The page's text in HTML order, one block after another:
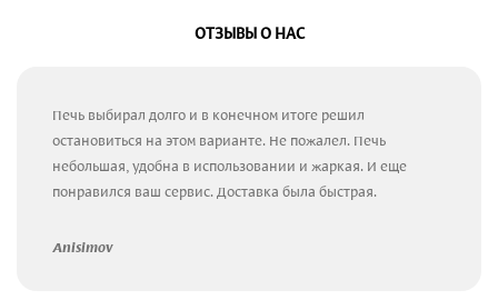
ОТЗЫВЫ О НАС
Печь выбирал долго и в конечном итоге решил
остановиться на этом варианте. Не пожалел. Печь
небольшая, удобна в использовании и жаркая. И еще
понравился ваш сервис. Доставка была быстрая.
Anisimov